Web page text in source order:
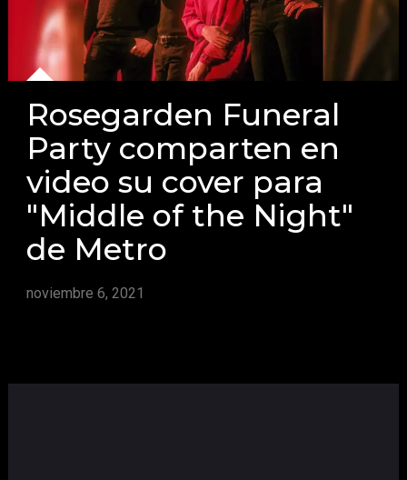
Rosegarden Funeral
Party comparten en
video su cover para
"Middle of the Night"
de Metro
noviembre 6, 2021